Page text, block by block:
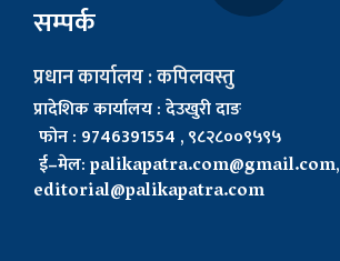
सम्पर्क
प्रधान कार्यालय : कपिलवस्तु
प्रादेशिक कार्यालय : देउखुरी दाङ
फोन : 9746391554 , ९८२८००९५९५
ई–मेल:palikapatra.com@gmail.com,
editorial@palikapatra.com